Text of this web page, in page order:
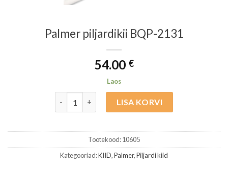
Palmer piljardikii BQP-2131
54.00 €
Laos
LISA KORVI
Tootekood:10605
Kategooriad:KIID,Palmer,Piljardi kiid